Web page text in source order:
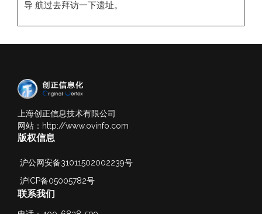
导 航过去拜访一下遗址。
上海创正信息技术有限公司
网站：http://www.ovinfo.com
版权信息
沪公网安备31011502002239号
沪ICP备05005782号
联系我们